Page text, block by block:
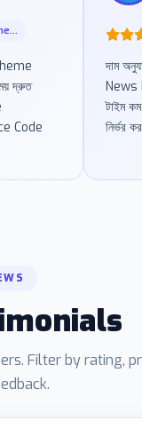
দ্রুত
Code
দাম
News
টাইম
নির্ভর
Filter by rating,